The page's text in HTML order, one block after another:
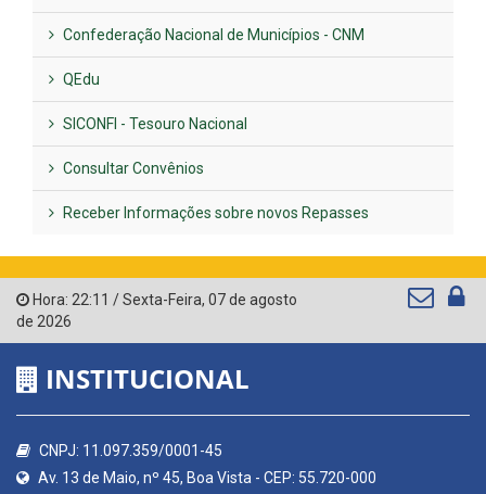
Confederação Nacional de Municípios - CNM
QEdu
SICONFI - Tesouro Nacional
Consultar Convênios
Receber Informações sobre novos Repasses
Hora: 22:11 /Sexta-Feira, 07 de agosto
de 2026
INSTITUCIONAL
CNPJ: 11.097.359/0001-45
Av. 13 de Maio, nº 45, Boa Vista - CEP: 55.720-000